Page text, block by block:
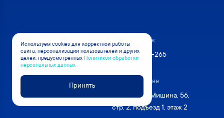
Отдел продаж
8 800 250-8-265
Техподдержка
8 800 250-0-265
Офис в Москве
Москва, ул. Мишина, 56,
стр. 2, подъезд 1, этаж 2
Используем cookies для корректной работы
сайта, персонализации пользователей и других
целей, предусмотренных Политикой обработки
персональных данных
Принять